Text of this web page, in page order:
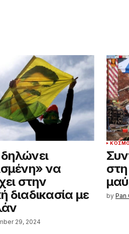
να
στην
διαδικασία με
29, 2024
by Pan